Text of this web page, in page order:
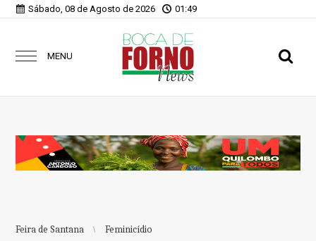
Sábado, 08 de Agosto de 2026 01:49
MENU
Feira de Santana Feminicídio